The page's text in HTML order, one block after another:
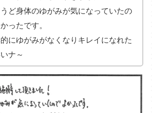
ど身体のゆがみが気になっていたの
ったです。
にゆがみがなくなりキレイになれた
ナ～